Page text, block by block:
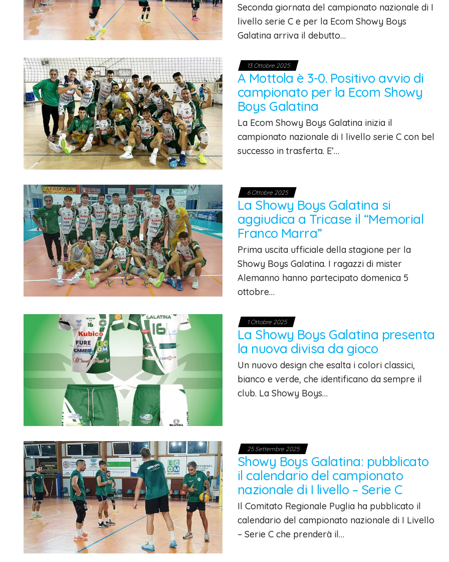
Seconda giornata del campionato nazionale di I
livello serie C e per la Ecom Showy Boys
Galatina arriva il debutto…
13 Ottobre 2025
A Mottola è 3-0. Positivo avvio di
campionato per la Ecom Showy
Boys Galatina
La Ecom Showy Boys Galatina inizia il
campionato nazionale di I livello serie C con bel
successo in trasferta. E’…
6 Ottobre 2025
La Showy Boys Galatina si
aggiudica a Tricase il “Memorial
Franco Marra”
Prima uscita ufficiale della stagione per la
Showy Boys Galatina. I ragazzi di mister
Alemanno hanno partecipato domenica 5
ottobre…
1 Ottobre 2025
La Showy Boys Galatina presenta
la nuova divisa da gioco
Un nuovo design che esalta i colori classici,
bianco e verde, che identificano da sempre il
club. La Showy Boys…
25 Settembre 2025
Showy Boys Galatina: pubblicato
il calendario del campionato
nazionale di I livello – Serie C
Il Comitato Regionale Puglia ha pubblicato il
calendario del campionato nazionale di I Livello
– Serie C che prenderà il…